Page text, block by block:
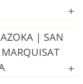
| SAN